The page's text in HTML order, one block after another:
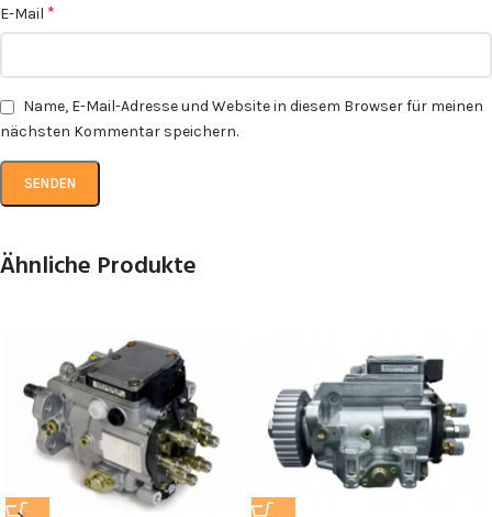
E-Mail *
Name, E-Mail-Adresse und Website in diesem Browser für meinen
nächsten Kommentar speichern.
Ähnliche Produkte